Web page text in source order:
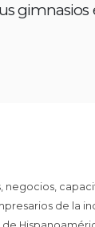
gimnasios
negocios,
de la